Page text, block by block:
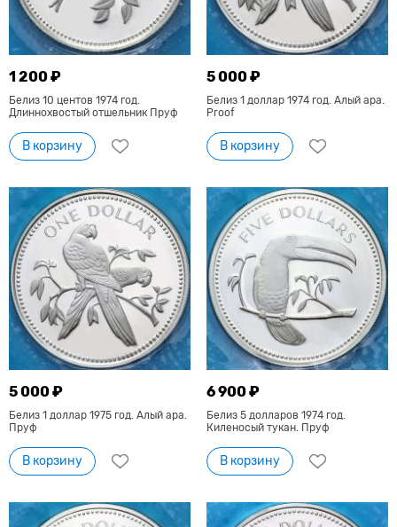
1 200 ₽
Белиз 10 центов 1974 год.
Длиннохвостый отшельник Пруф
В корзину
5 000 ₽
Белиз 1 доллар 1974 год. Алый ара.
Proof
В корзину
5 000 ₽
Белиз 1 доллар 1975 год. Алый ара.
Пруф
В корзину
6 900 ₽
Белиз 5 долларов 1974 год.
Киленосый тукан. Пруф
В корзину